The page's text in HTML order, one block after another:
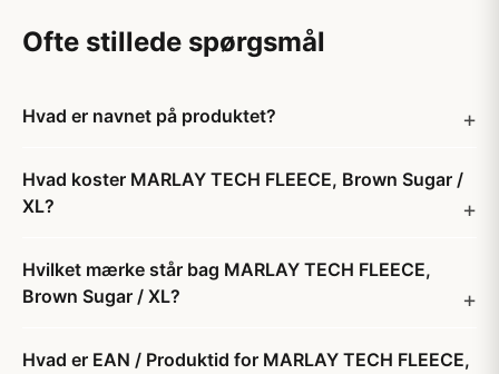
Ofte stillede spørgsmål
Hvad er navnet på produktet?
Hvad koster MARLAY TECH FLEECE, Brown Sugar /
XL?
Hvilket mærke står bag MARLAY TECH FLEECE,
Brown Sugar / XL?
Hvad er EAN / Produktid for MARLAY TECH FLEECE,